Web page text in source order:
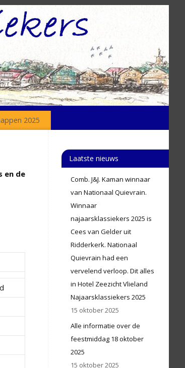
2025
en de
Laatste nieuws
Comb. J&J. Kaman winnaar
van Nationaal Quievrain.
Winnaar
najaarsklassiekers 2025 is
Cees van Gelder uit
Ridderkerk. Nationaal
Quievrain had een
vervelend verloop. Dit alles
in Hotel Zeezicht Vlieland
Najaarsklassiekers 2025
15 oktober 2025
Alle informatie over de
feestmiddag 18 oktober
2025
15 oktober 2025